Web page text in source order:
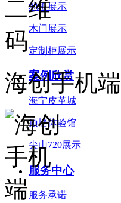
地板展示
木门展示
定制柜展示
案例欣赏
海宁皮革城
顶墙体验馆
尖山720展示
服务中心
服务承诺
海创手机端